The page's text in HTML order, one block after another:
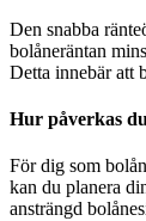
Den snabba
bolåneräntan
Detta innebär att
Hur påverkas
För dig som
kan du planera
ansträngd